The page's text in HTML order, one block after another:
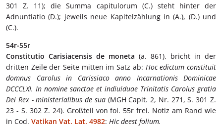
301 Z. 11); die Summa capitulorum (C.) steht hinter der
Adnuntiatio (D.); jeweils neue Kapitelzählung in (A.), (D.) und
(C.).
54r-55r
Constitutio Carisiacensis de moneta (a. 861), bricht in der
dritten Zeile der Seite mitten im Satz ab: Hoc edictum constituit
domnus Carolus in Carissiaco anno Incarnationis Dominicae
DCCCLXI. In nomine sanctae et indiuiduae Trinitatis Carolus gratia
Dei Rex - ministerialibus de sua(MGH Capit. 2, Nr. 271, S. 301 Z.
23 - S. 302 Z. 24). Großteil von fol. 55r frei. Notiz am Rand wie
in Cod. Vatikan Vat. Lat. 4982: Hic deest folium.